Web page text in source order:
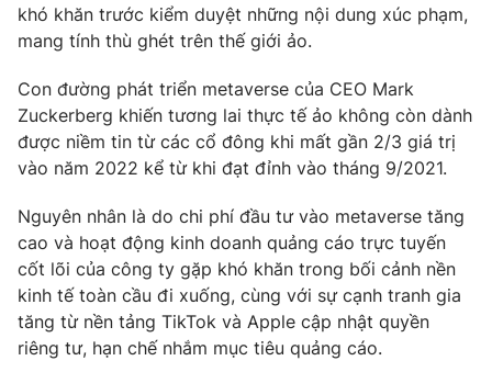
THỜI BÁO VTV
Theo dõi báo trên
Cơ quan chủ quản:Đài Truyền hình Việt Nam
Giấy phép hoạt động báo in và báo điện tử số 483/GP-BTTTT
cấp ngày 29/12/2023
Tổng Biên tập:
Vũ Thanh Thủy
Phó Tổng Biên tập: Nguyễn Thị Mỹ Hạnh, Phạm Quốc Thắng,
Nguyễn Trọng Ninh
khó khăn trước kiểm duyệt những nội dung xúc phạm,
mang tính thù ghét trên thế giới ảo.
Con đường phát triển metaverse của CEO Mark
Zuckerberg khiến tương lai thực tế ảo không còn dành
được niềm tin từ các cổ đông khi mất gần 2/3 giá trị
vào năm 2022 kể từ khi đạt đỉnh vào tháng 9/2021.
Nguyên nhân là do chi phí đầu tư vào metaverse tăng
cao và hoạt động kinh doanh quảng cáo trực tuyến
cốt lõi của công ty gặp khó khăn trong bối cảnh nền
kinh tế toàn cầu đi xuống, cùng với sự cạnh tranh gia
tăng từ nền tảng TikTok và Apple cập nhật quyền
riêng tư, hạn chế nhắm mục tiêu quảng cáo.